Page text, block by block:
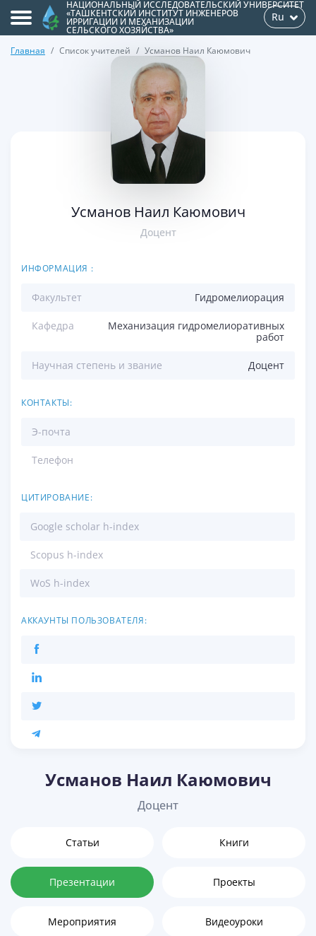
НАЦИОНАЛЬНЫЙ ИССЛЕДОВАТЕЛЬСКИЙ УНИВЕРСИТЕТ
«ТАШКЕНТСКИЙ ИНСТИТУТ ИНЖЕНЕРОВ
ИРРИГАЦИИ И МЕХАНИЗАЦИИ
СЕЛЬСКОГО ХОЗЯЙСТВА»
Ru
Главная Список учителей Усманов Наил Каюмович
Усманов Наил Каюмович
Доцент
ИНФОРМАЦИЯ :
Факультет Гидромелиорация
Кафедра
Механизация гидромелиоративных
работ
Научная степень и звание Доцент
КОНТАКТЫ:
Э-почта
Телефон
ЦИТИРОВАНИЕ:
Google scholar h-index
Scopus h-index
WoS h-index
АККАУНТЫ ПОЛЬЗОВАТЕЛЯ:
Усманов Наил Каюмович
Доцент
Статьи Книги
Презентации Проекты
Мероприятия Видеоуроки